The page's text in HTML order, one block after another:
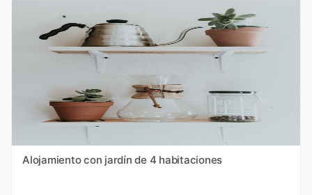
Alojamiento con jardín de 4 habitaciones